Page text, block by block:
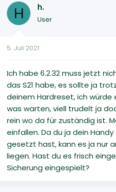
H h.
User
5. Juli 2021
Ich habe 6.2.32 muss jetzt
das S21 habe, es sollte ja
deinem Hardreset, ich
was warten, viell trudelt ja
rein wo da für zuständig ist.
einfallen. Da du ja dein
gesetzt hast, kann es ja nur
liegen. Hast du es frisch
Sicherung eingespielt?